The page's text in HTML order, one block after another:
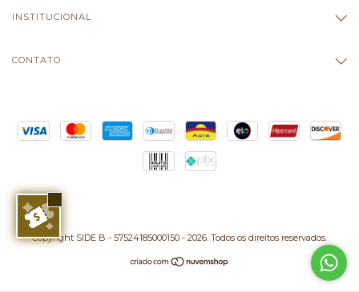
INSTITUCIONAL
CONTATO
Copyright SIDE B - 57524185000150 - 2026. Todos os direitos reservados.